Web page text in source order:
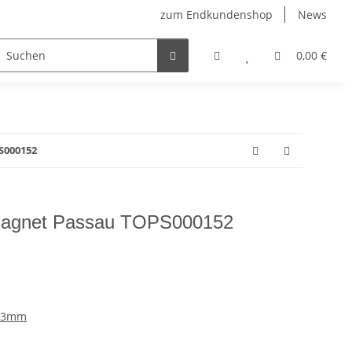
zum Endkundenshop News
0,00 €
FFP2-Masken
Passau TOPS000152